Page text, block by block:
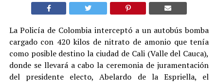
La Policía de Colombia interceptó a un autobús bomba
cargado con 420 kilos de nitrato de amonio que tenía
como posible destino la ciudad de Cali (Valle del Cauca),
donde se llevará a cabo la ceremonia de juramentación
del presidente electo, Abelardo de la Espriella, el